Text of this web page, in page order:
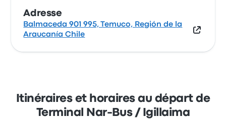
Adresse
Balmaceda 901 995, Temuco, Región de la
Araucanía Chile
Itinéraires et horaires au départ de
Terminal Nar-Bus / Igillaima